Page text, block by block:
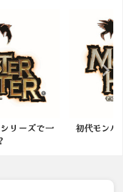
リーズで一
初代モンハ